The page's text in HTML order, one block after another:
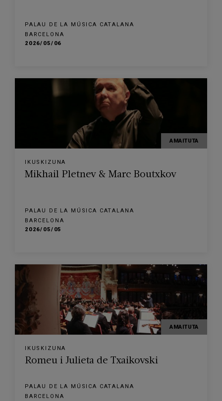
PALAU DE LA MÚSICA CATALANA
BARCELONA
2026/05/06
AMAITUTA
IKUSKIZUNA
Mikhail Pletnev & Marc Boutxkov
PALAU DE LA MÚSICA CATALANA
BARCELONA
2026/05/05
AMAITUTA
IKUSKIZUNA
Romeu i Julieta de Txaikovski
PALAU DE LA MÚSICA CATALANA
BARCELONA